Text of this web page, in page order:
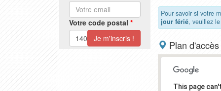
Votre code postal *
Pour savoir si votre
jour férié, veuillez
Plan d'accès
This page